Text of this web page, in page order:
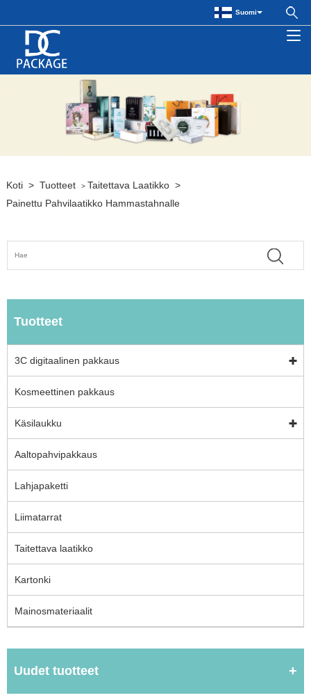
Suomi
Koti > Tuotteet > Taitettava Laatikko >
Painettu Pahvilaatikko Hammastahnalle
Tuotteet
3C digitaalinen pakkaus
Kosmeettinen pakkaus
Käsilaukku
Aaltopahvipakkaus
Lahjapaketti
Liimatarrat
Taitettava laatikko
Kartonki
Mainosmateriaalit
Uudet tuotteet